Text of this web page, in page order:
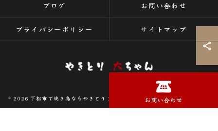
☎
お問い合わせ
ブログ お問い合わせ
プライバシーポリシー サイトマップ
© 2026 下松市で焼き鳥ならやきとり 大ちゃん ALL RIGHTS RESERVED.